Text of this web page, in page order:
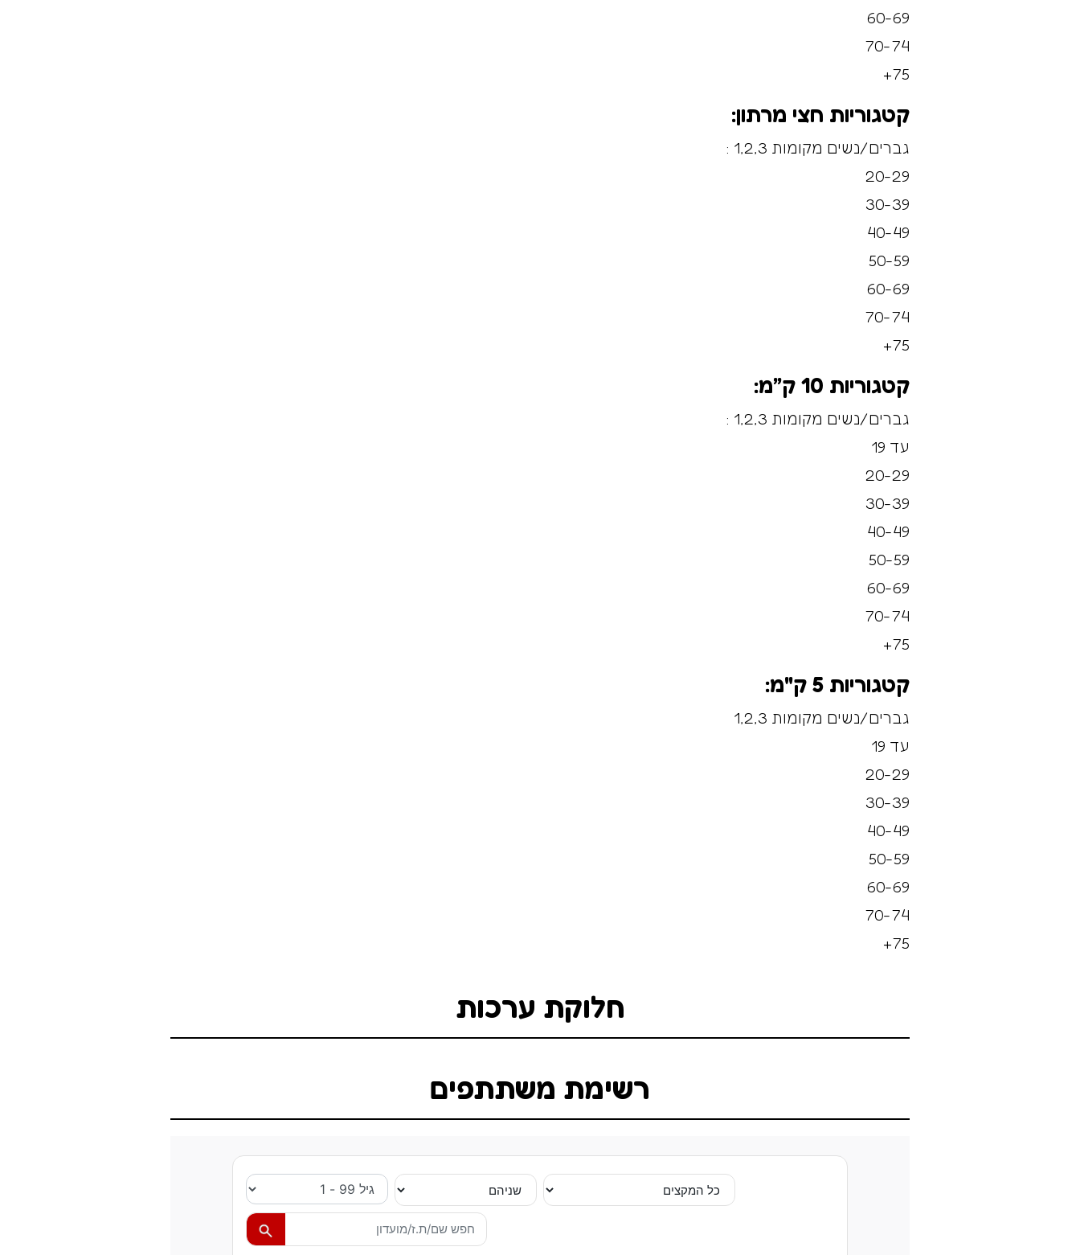
60-69
70-74
75+
קטגוריות חצי מרתון:
גברים/נשים מקומות 1,2,3 :
20-29
30-39
40-49
50-59
60-69
70-74
75+
קטגוריות 10 ק”מ:
גברים/נשים מקומות 1,2,3 :
עד 19
20-29
30-39
40-49
50-59
60-69
70-74
75+
קטגוריות 5 ק"מ:
גברים/נשים מקומות 1,2,3
עד 19
20-29
30-39
40-49
50-59
60-69
70-74
75+
חלוקת ערכות
רשימת משתתפים